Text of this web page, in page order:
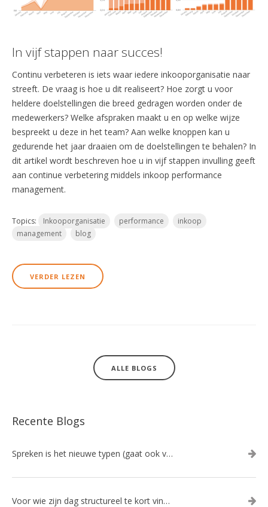
In vijf stappen naar succes!
Continu verbeteren is iets waar iedere inkooporganisatie naar
streeft. De vraag is hoe u dit realiseert? Hoe zorgt u voor
heldere doelstellingen die breed gedragen worden onder de
medewerkers? Welke afspraken maakt u en op welke wijze
bespreekt u deze in het team? Aan welke knoppen kan u
gedurende het jaar draaien om de doelstellingen te behalen? In
dit artikel wordt beschreven hoe u in vijf stappen invulling geeft
aan continue verbetering middels inkoop performance
management.
Topics: Inkooporganisatie performance
inkoop
management
blog
VERDER LEZEN
ALLE BLOGS
Recente Blogs
Spreken is het nieuwe typen (gaat ook veel sneller!)
Voor wie zijn dag structureel te kort vindt: Ambient.us: je persoonlijke AI Chief of Staff